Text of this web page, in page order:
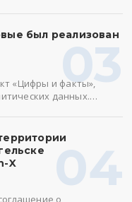
03
был реализован
«Цифры и факты»,
данных.…
04
X
о